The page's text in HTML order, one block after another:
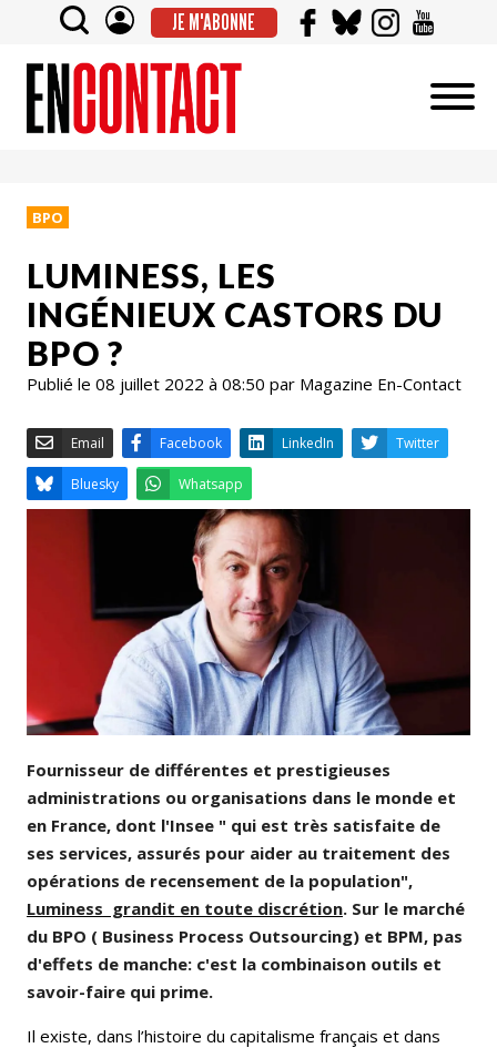
JE M'ABONNE
BPO
LUMINESS, LES
INGÉNIEUX CASTORS DU
BPO ?
Publié le 08 juillet 2022 à 08:50 par Magazine En-Contact
Facebook
Bluesky Whatsapp
Fournisseur de différentes et prestigieuses
administrations ou organisations dans le monde et
en France, dont l'Insee " qui est très satisfaite de
ses services, assurés pour aider au traitement des
opérations de recensement de la population",
Luminess grandit en toute discrétion. Sur le marché
du BPO ( Business Process Outsourcing) et BPM, pas
d'effets de manche: c'est la combinaison outils et
savoir-faire qui prime.
Il existe, dans l’histoire du capitalisme français et dans